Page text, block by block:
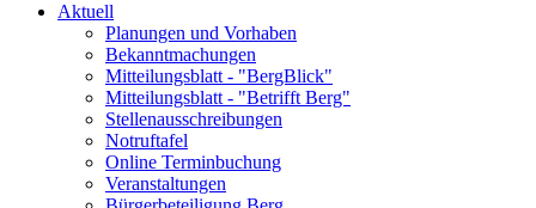
Aktuell
Planungen und Vorhaben
Bekanntmachungen
Mitteilungsblatt - "BergBlick"
Mitteilungsblatt - "Betrifft Berg"
Stellenausschreibungen
Notruftafel
Online Terminbuchung
Veranstaltungen